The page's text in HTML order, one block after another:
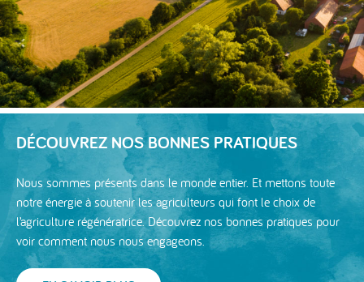
DÉCOUVREZ NOS BONNES PRATIQUES
Nous sommes présents dans le monde entier. Et mettons toute
notre énergie à soutenir les agriculteurs qui font le choix de
l’agriculture régénératrice. Découvrez nos bonnes pratiques pour
voir comment nous nous engageons.